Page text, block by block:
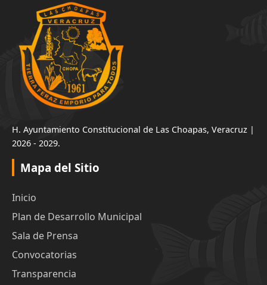
H. Ayuntamiento Constitucional de Las Choapas, Veracruz |
2026 - 2029.
Mapa del Sitio
Inicio
Plan de Desarrollo Municipal
Sala de Prensa
Convocatorias
Transparencia